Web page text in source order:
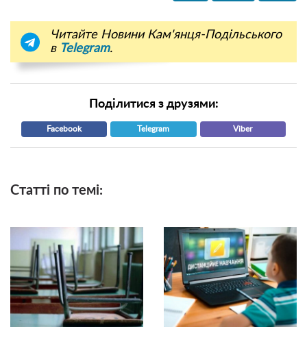
Читайте Новини Кам'янця-Подільського
в Telegram.
Поділитися з друзями:
Facebook Telegram Viber
Статті по темі: